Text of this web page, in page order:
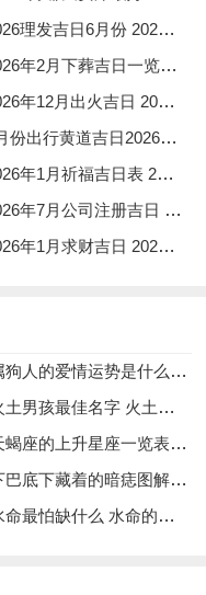
宜提车、入学、祈福，
吉时在申时与亥时申金
其干支，未土克癸水，
，若命主火旺，则反可
，土气过重，容易有阻
可转危为安。
克，宜提车、订婚、求
柱乙未，子未相害，容
带金属饰品，以金生水
日，需防破财，但“月
事。
发吉日6月份 2026年6月理发吉日黄道吉日大全
2月下葬吉日一览表 2026年2月哪天适合下葬
年12月出火吉日 2026年12月出火吉时
行黄道吉日2026年是哪一天 2026年9月份出行的黄道吉日
1月祈福吉日表 2026年1月祈福吉日一览表
7月公司注册吉日 6月注册公司的黄道吉日
年1月求财吉日 2026年1月求财黄道吉日
人的爱情运势是什么意思 属狗的人爱情观
男孩最佳名字 火土属性的字男孩名字有哪些
座的上升星座一览表 天蝎座的上升星座查询
底下藏着的暗痣图解 下巴尖底下有痣代表什么
最怕缺什么 水命的人忌什么